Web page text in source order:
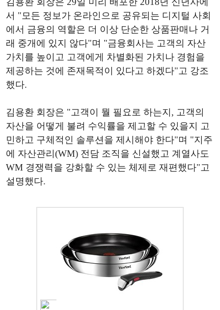
서 "모든 정보가 온라인으로 공유되는 디지털 사회
에서 금융의 역할은 더 이상 단순한 상품판매나 거
래 중개에 있지 않다"며 "금융회사는 고객의 자산
가치를 높이고 고객에게 차별화된 가치나 경험을
제공하는 것에 존재목적이 있다고 하겠다"고 강조
했다.
김용환 회장은 "고객이 뭘 필요로 하는지, 고객의
자산을 어떻게 불려 수익률을 제고할 수 있을지 고
민하고 구체적인 솔루션을 제시해야 한다"며 "지주
에 자산관리(WM) 전담 조직을 신설했고 계열사도
WM 경쟁력을 강화할 수 있는 체제로 재편했다"고
설명했다.